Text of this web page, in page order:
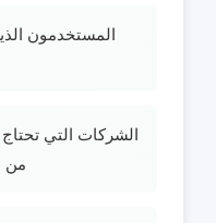
المستخدمون
الشركات التي
من